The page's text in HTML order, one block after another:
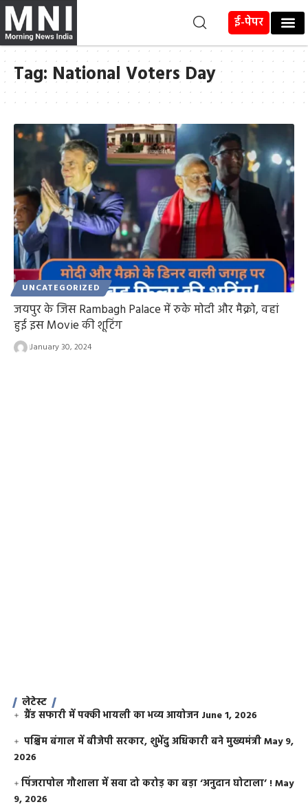
ई-पेपर
Tag: National Voters Day
UNCATEGORIZED
जयपुर के जिस Rambagh Palace में रुके मोदी और मैक्रो, वहां
हुई इस Movie की शूटिंग
January 30, 2024
लेटेस्ट
ग्रैंड सफारी में पक्की भायली का भव्य आयोजन June 1, 2026
पश्चिम बंगाल में बीजेपी सरकार, शुभेंदु अधिकारी बने मुख्यमंत्रीMay 9,
2026
​पिंजरापोल गौशाला में सवा दो करोड़ का बड़ा ‘अनुदान घोटाला’ !May
9, 2026